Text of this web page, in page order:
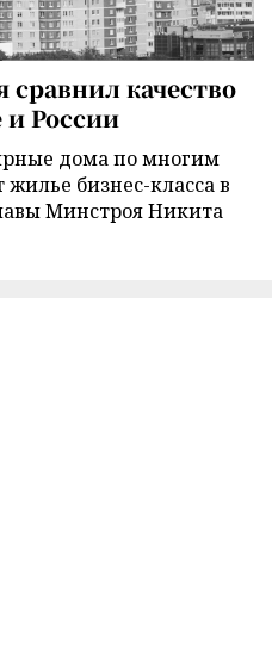
качество
России
дома по многим
бизнес-класса в
Минстроя Никита